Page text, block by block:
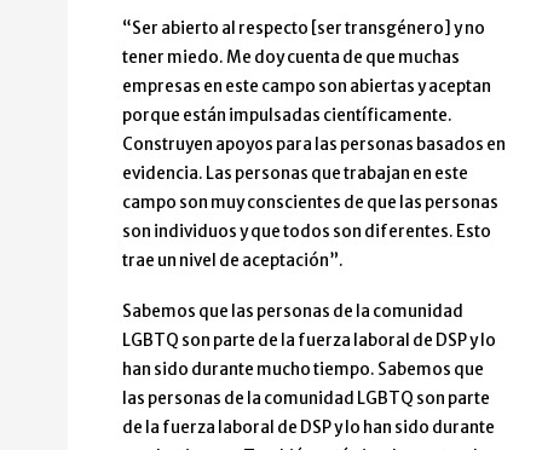
“Ser abierto al respecto [ser transgénero] y no
tener miedo. Me doy cuenta de que muchas
empresas en este campo son abiertas y aceptan
porque están impulsadas científicamente.
Construyen apoyos para las personas basados en
evidencia. Las personas que trabajan en este
campo son muy conscientes de que las personas
son individuos y que todos son diferentes. Esto
trae un nivel de aceptación”.
Sabemos que las personas de la comunidad
LGBTQ son parte de la fuerza laboral de DSP y lo
han sido durante mucho tiempo. Sabemos que
las personas de la comunidad LGBTQ son parte
de la fuerza laboral de DSP y lo han sido durante